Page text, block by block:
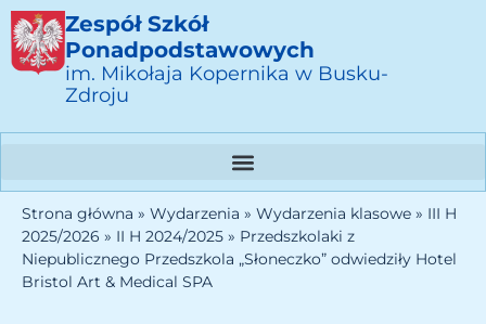
Zespół Szkół
Ponadpodstawowych
im. Mikołaja Kopernika w Busku-
Zdroju
Strona główna » Wydarzenia » Wydarzenia klasowe » III H
2025/2026 » II H 2024/2025 » Przedszkolaki z
Niepublicznego Przedszkola „Słoneczko” odwiedziły Hotel
Bristol Art & Medical SPA